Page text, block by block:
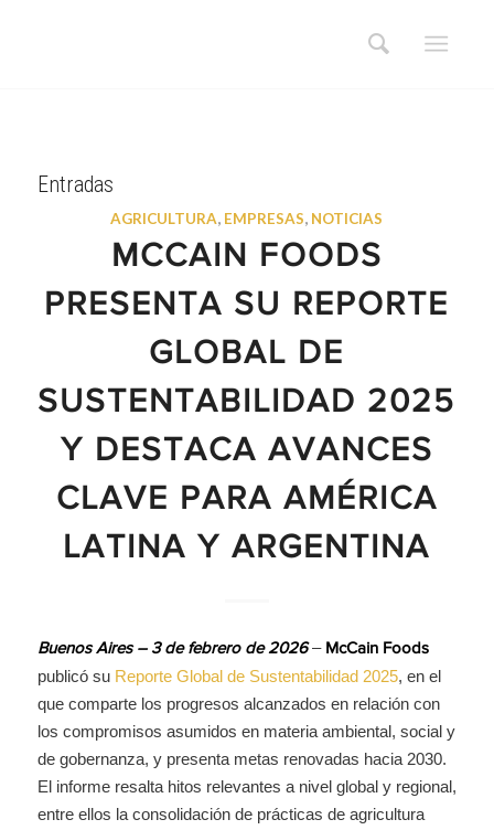
Entradas
AGRICULTURA, EMPRESAS, NOTICIAS
MCCAIN FOODS
PRESENTA SU REPORTE
GLOBAL DE
SUSTENTABILIDAD 2025
Y DESTACA AVANCES
CLAVE PARA AMÉRICA
LATINA Y ARGENTINA
Buenos Aires – 3 de febrero de 2026– McCain Foods
publicó su Reporte Global de Sustentabilidad 2025, en el
que comparte los progresos alcanzados en relación con
los compromisos asumidos en materia ambiental, social y
de gobernanza, y presenta metas renovadas hacia 2030.
El informe resalta hitos relevantes a nivel global y regional,
entre ellos la consolidación de prácticas de agricultura